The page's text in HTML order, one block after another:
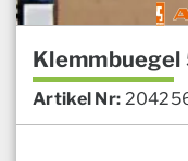
Artikel Nr: